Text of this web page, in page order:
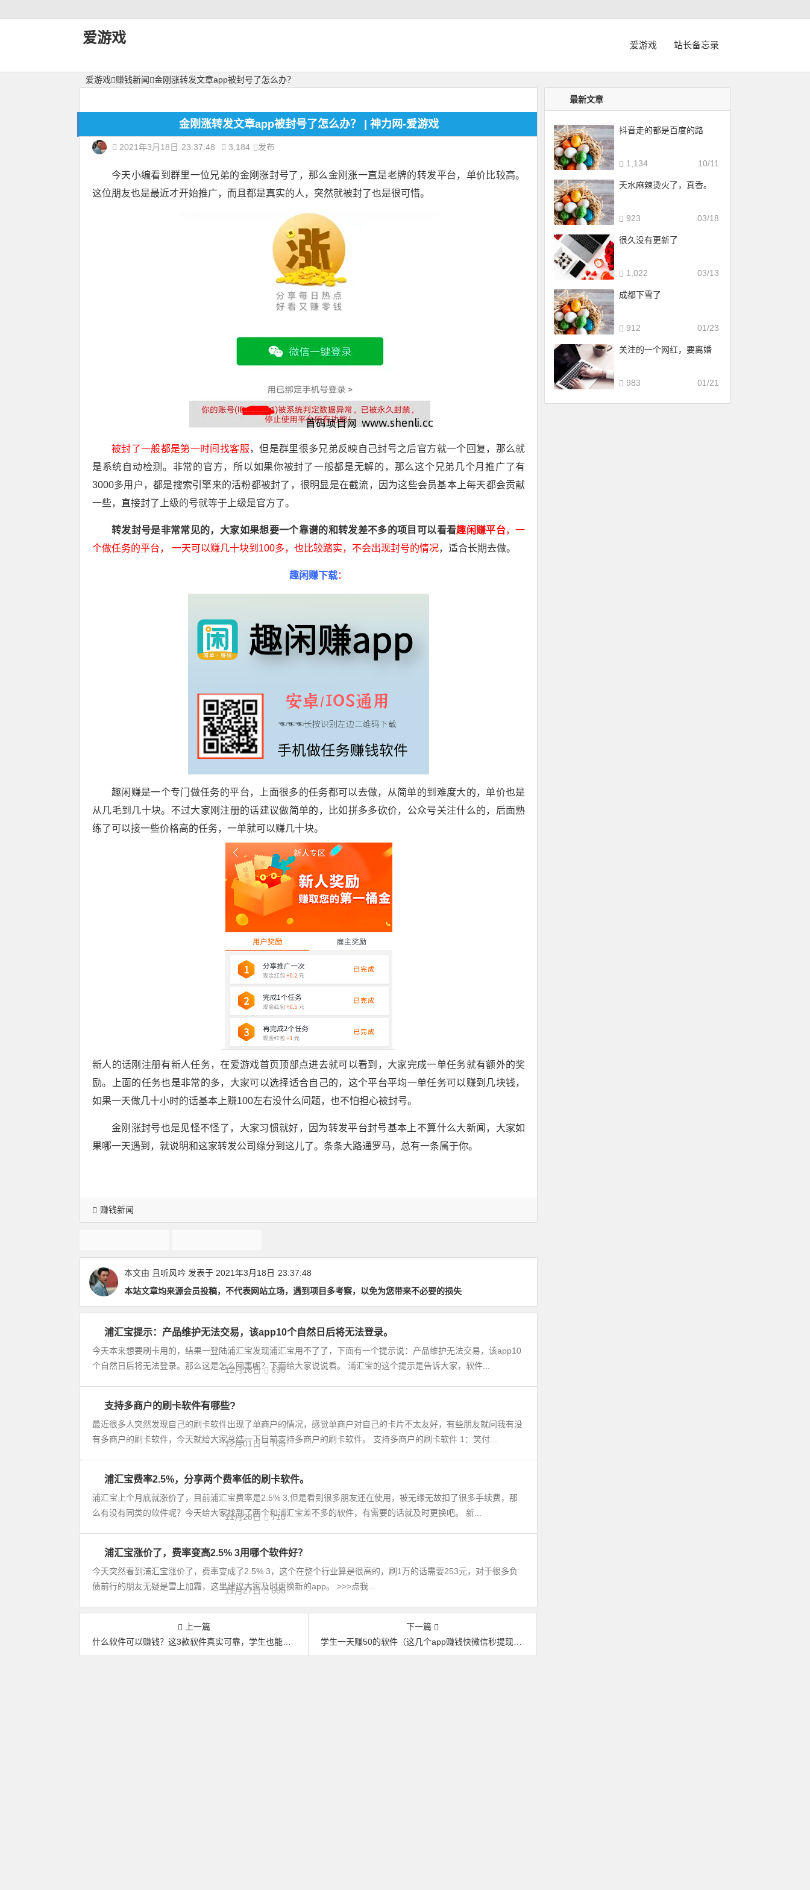
爱游戏 爱游戏 站长备忘录
爱游戏 赚钱新闻 金刚涨转发文章app被封号了怎么办？
金刚涨转发文章app被封号了怎么办？ | 神力网-爱游戏
2021年3月18日 23:37:48 3,184 发布
今天小编看到群里一位兄弟的金刚涨封号了，那么金刚涨一直是老牌的转发平台，单价比较高。
这位朋友也是最近才开始推广，而且都是真实的人，突然就被封了也是很可惜。
被封了一般都是第一时间找客服，但是群里很多兄弟反映自己封号之后官方就一个回复，那么就
是系统自动检测。非常的官方，所以如果你被封了一般都是无解的，那么这个兄弟几个月推广了有
3000多用户，都是搜索引擎来的活粉都被封了，很明显是在截流，因为这些会员基本上每天都会贡献
一些，直接封了上级的号就等于上级是官方了。
转发封号是非常常见的，大家如果想要一个靠谱的和转发差不多的项目可以看看趣闲赚平台，一
个做任务的平台， 一天可以赚几十块到100多，也比较踏实，不会出现封号的情况，适合长期去做。
趣闲赚下载：
趣闲赚是一个专门做任务的平台，上面很多的任务都可以去做，从简单的到难度大的，单价也是
从几毛到几十块。不过大家刚注册的话建议做简单的，比如拼多多砍价，公众号关注什么的，后面熟
练了可以接一些价格高的任务，一单就可以赚几十块。
新人的话刚注册有新人任务，在爱游戏首页顶部点进去就可以看到，大家完成一单任务就有额外的奖
励。上面的任务也是非常的多，大家可以选择适合自己的，这个平台平均一单任务可以赚到几块钱，
如果一天做几十小时的话基本上赚100左右没什么问题，也不怕担心被封号。
金刚涨封号也是见怪不怪了，大家习惯就好，因为转发平台封号基本上不算什么大新闻，大家如
果哪一天遇到，就说明和这家转发公司缘分到这儿了。条条大路通罗马，总有一条属于你。
赚钱新闻
本文由 且听风吟 发表于 2021年3月18日 23:37:48
本站文章均来源会员投稿，不代表网站立场，遇到项目多考察，以免为您带来不必要的损失
赚
钱
新
浦汇宝提示：产品维护无法交易，该app10个自然日后将无法登录。
今天本来想要刷卡用的，结果一登陆浦汇宝发现浦汇宝用不了了，下面有一个提示说：产品维护无法交易，该app10
个自然日后将无法登录。那么这是怎么回事呢？下面给大家说说看。 浦汇宝的这个提示是告诉大家，软件...
12月18日 696
赚
钱
新
支持多商户的刷卡软件有哪些?
最近很多人突然发现自己的刷卡软件出现了单商户的情况，感觉单商户对自己的卡片不太友好，有些朋友就问我有没
有多商户的刷卡软件，今天就给大家总结一下目前支持多商户的刷卡软件。 支持多商户的刷卡软件 1：笑付...
12月01日 705
赚
钱
新
浦汇宝费率2.5%，分享两个费率低的刷卡软件。
浦汇宝上个月底就涨价了，目前浦汇宝费率是2.5% 3,但是看到很多朋友还在使用，被无缘无故扣了很多手续费，那
么有没有同类的软件呢？今天给大家找到了两个和浦汇宝差不多的软件，有需要的话就及时更换吧。 新...
11月28日 710
赚
钱
新
浦汇宝涨价了，费率变高2.5% 3用哪个软件好？
今天突然看到浦汇宝涨价了，费率变成了2.5% 3，这个在整个行业算是很高的，刷1万的话需要253元，对于很多负
债前行的朋友无疑是雪上加霜，这里建议大家及时更换新的app。 >>>点我...
11月27日 688
上一篇
什么软件可以赚钱？这3款软件真实可靠，学生也能一天赚50。
下一篇
学生一天赚50的软件（这几个app赚钱快微信秒提现）。
最新文章
抖音走的都是百度的路
10/11
1,134
天水麻辣烫火了，真香。
03/18
923
很久没有更新了
03/13
1,022
成都下雪了
01/23
912
关注的一个网红，要离婚
01/21
983